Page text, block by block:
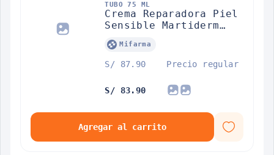
TUBO 75 ML
Crema Reparadora Piel
Sensible Martiderm
Calamina Plus
Mifarma
S/ 87.90 Precio regular
S/ 83.90
Agregar al carrito